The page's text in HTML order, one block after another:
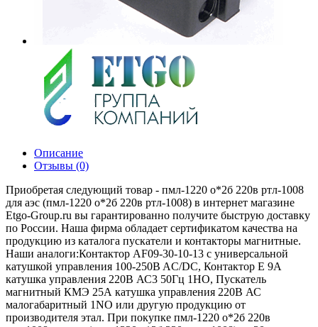
Описание
Отзывы (0)
Приобретая следующий товар - пмл-1220 о*2б 220в ртл-1008
для аэс (пмл-1220 о*2б 220в ртл-1008) в интернет магазине
Etgo-Group.ru вы гарантированно получите быструю доставку
по России. Наша фирма обладает сертификатом качества на
продукцию из каталога пускатели и контакторы магнитные.
Наши аналоги:Контактор AF09-30-10-13 с универсальной
катушкой управления 100-250B AC/DC, Контактор E 9А
катушка управления 220В АС3 50Гц 1НО, Пускатель
магнитный КМЭ 25А катушка управления 220В АС
малогабаритный 1NO или другую продукцию от
производителя этал. При покупке пмл-1220 о*2б 220в